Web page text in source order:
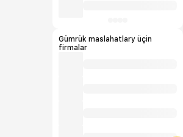
Gümrük maslahatlary üçin
firmalar